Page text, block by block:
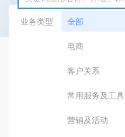
业务类型
全部
电商
客户关系
常用服务及工具
营销及活动